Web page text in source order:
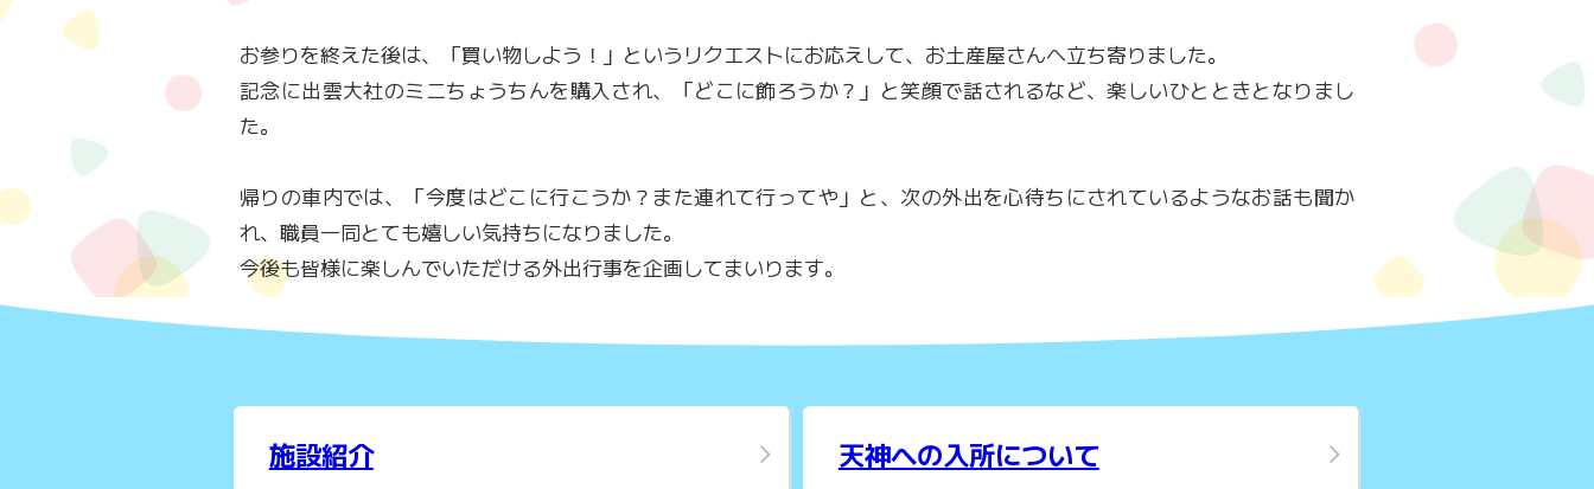
お参りを終えた後は、「買い物しよう！」というリクエストにお応えして、お土産屋さんへ立ち寄りました。
記念に出雲大社のミニちょうちんを購入され、「どこに飾ろうか？」と笑顔で話されるなど、楽しいひとときとなりまし
た。
帰りの車内では、「今度はどこに行こうか？また連れて行ってや」と、次の外出を心待ちにされているようなお話も聞か
れ、職員一同とても嬉しい気持ちになりました。
今後も皆様に楽しんでいただける外出行事を企画してまいります。
施設紹介 天神への入所について